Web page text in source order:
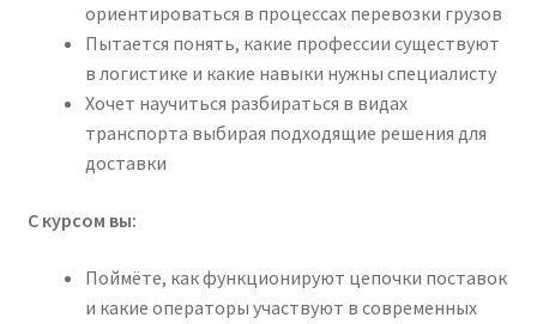
ориентироваться в процессах перевозки грузов
Пытается понять, какие профессии существуют
в логистике и какие навыки нужны специалисту
Хочет научиться разбираться в видах
транспорта выбирая подходящие решения для
доставки
С курсом вы:
Поймёте, как функционируют цепочки поставок
и какие операторы участвуют в современных